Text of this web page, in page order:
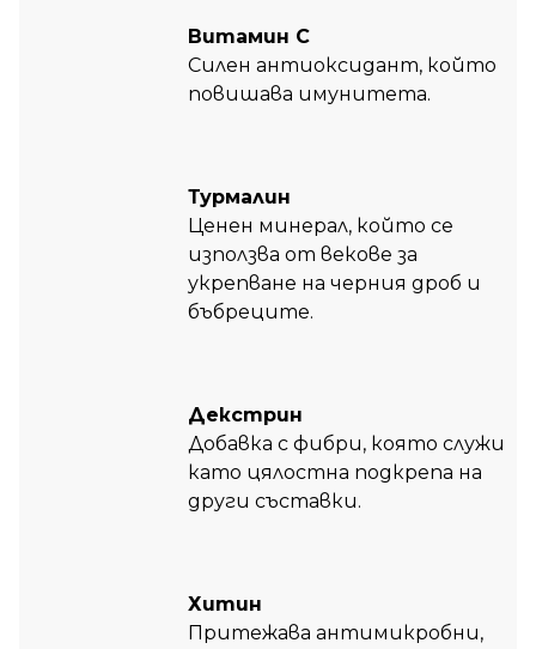
Витамин C
Силен антиоксидант, който
повишава имунитета.
Турмалин
Ценен минерал, който се
използва от векове за
укрепване на черния дроб и
бъбреците.
Декстрин
Добавка с фибри, която служи
като цялостна подкрепа на
други съставки.
Хитин
Притежава антимикробни,